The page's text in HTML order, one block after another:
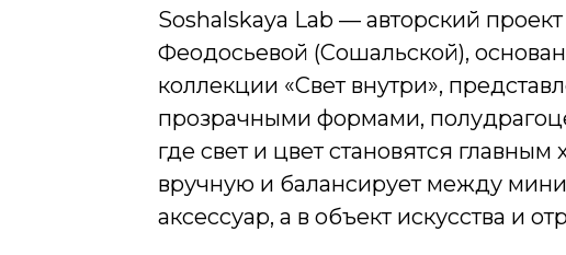
Soshalskaya Lab — авторский
Феодосьевой (Сошальской),
коллекции «Свет внутри»,
прозрачными формами,
где свет и цвет становятся
вручную и балансирует между
аксессуар, а в объект искусства и